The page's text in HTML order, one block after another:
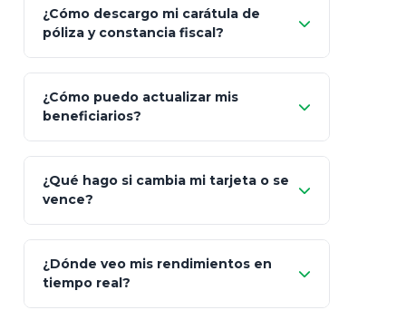
¿Cómo descargo mi carátula de
póliza y constancia fiscal?
"Mis Pólizas" > "Documentos"
¿Cómo puedo actualizar mis
beneficiarios?
¿Qué hago si cambia mi tarjeta o se
vence?
"Link
de Cobro Seguro"
¿Dónde veo mis rendimientos en
tiempo real?